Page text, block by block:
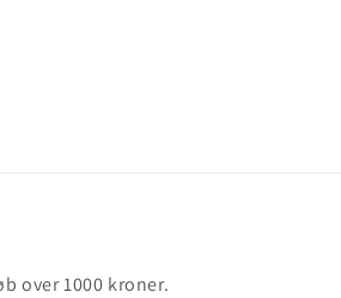
over 1000 kroner.